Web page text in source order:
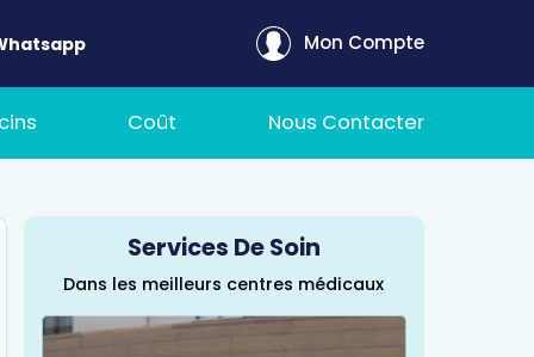
Mon Compte
Coût Nous Contacter
Services De Soin
Dans les meilleurs centres médicaux